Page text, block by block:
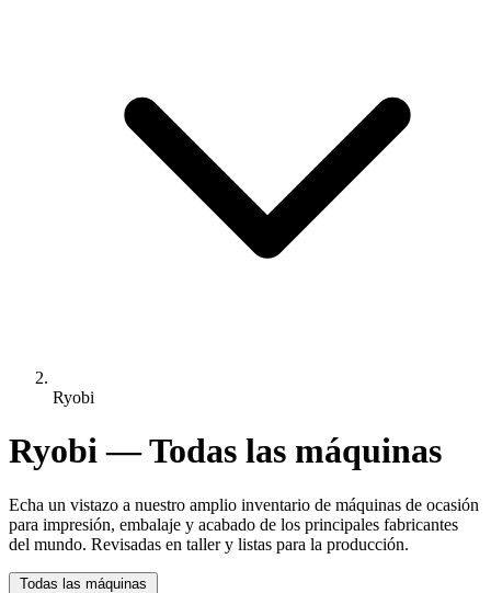
Ryobi
Ryobi — Todas las máquinas
Echa un vistazo a nuestro amplio inventario de máquinas de ocasión
para impresión, embalaje y acabado de los principales fabricantes
del mundo. Revisadas en taller y listas para la producción.
Todas las máquinas